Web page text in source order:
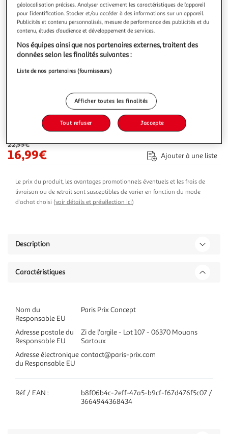
Livr. ou retrait dès 3/4 jours
A partir de 7,99€
Plus d'options
Vendu parParis Prix 16,99€ 22,99€
Livraison dès 7/8 jours
Multishop
22,99€
16,99€
Ajouter au panier
Ajouter à une liste
Le prix du produit, les avantages promotionnels éventuels et les frais de
livraison ou de retrait sont susceptibles de varier en fonction du mode
d'achat choisi (voir détails et présélection ici)
Description
Caractéristiques
Nom du
Responsable EU
Paris Prix Concept
Adresse postale du
Responsable EU
Zi de l'argile - Lot 107 - 06370 Mouans
Sartoux
Adresse électronique
du Responsable EU
contact@paris-prix.com
Réf / EAN :
b8f06b4c-2eff-47a5-b9cf-f67d476f5c07 /
3664944368434
géolocalisation précises. Analyser activement les caractéristiques de l’appareil
pour l’identification. Stocker et/ou accéder à des informations sur un appareil.
Publicités et contenu personnalisés, mesure de performance des publicités et du
contenu, études d’audience et développement de services.
Nos équipes ainsi que nos partenaires externes, traitent des
données selon les finalités suivantes :
Liste de nos partenaires (fournisseurs)
Afficher toutes les finalités
Tout refuser J'accepte